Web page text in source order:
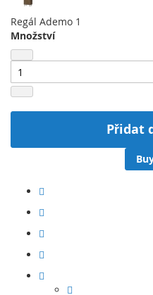
Regál Ademo 1
Množství
Přidat